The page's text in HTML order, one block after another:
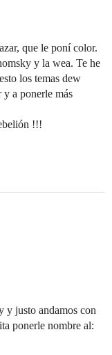
que le poní color.
y la wea. Te he
los temas dew
y a ponerle más
!!!
y justo andamos con
ponerle nombre al: